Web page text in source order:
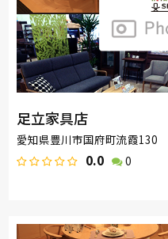
足立家具店
愛知県豊川市国府町流霞130
0.0 0